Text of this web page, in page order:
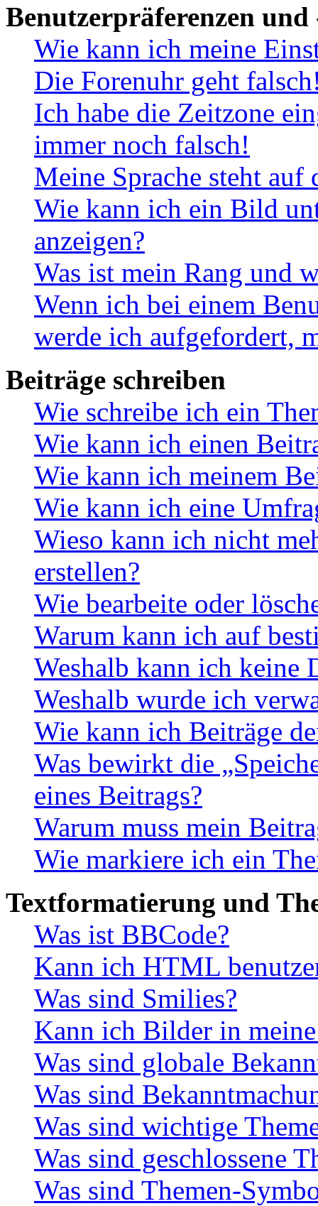
Benutzerpräferenzen und
Wie kann ich meine
Die Forenuhr geht
Ich habe die Zeitzone
immer noch falsch!
Meine Sprache steht
Wie kann ich ein Bild
anzeigen?
Was ist mein Rang und
Wenn ich bei einem
werde ich aufgefordert,
Beiträge schreiben
Wie schreibe ich ein
Wie kann ich einen
Wie kann ich meinem
Wie kann ich eine
Wieso kann ich nicht
erstellen?
Wie bearbeite oder
Warum kann ich auf
Weshalb kann ich keine
Weshalb wurde ich
Wie kann ich Beiträge
Was bewirkt die
eines Beitrags?
Warum muss mein
Wie markiere ich ein
Textformatierung und
Was ist BBCode?
Kann ich HTML
Was sind Smilies?
Kann ich Bilder in
Was sind globale
Was sind
Was sind wichtige
Was sind geschlossene
Was sind Themen-